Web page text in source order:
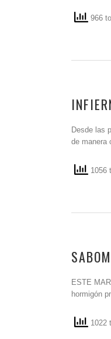
966
Desde las
de manera
1056
SABOM
ESTE
hormigón
1022